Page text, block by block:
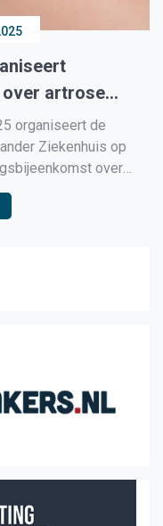
artrose
organiseert de
Ziekenhuis op
over
schouder. De
die meer willen